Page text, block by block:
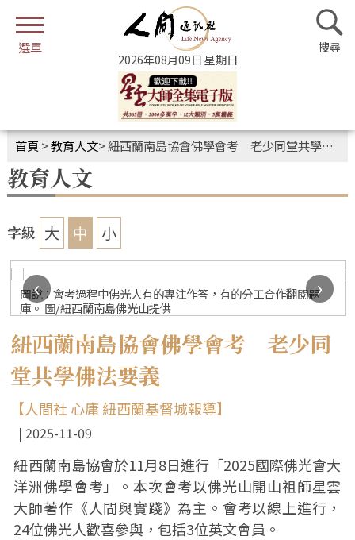
2026年08月09日 星期日
首頁 >教育人文>紐西蘭南島協會佛學會考 老少同堂共學佛法要義
教育人文
字級 大 中 小
圖說：會考過程中佛光人有的專注作答，有的分工合作翻閱題
庫。 圖/紐西蘭南島佛光山提供
‹
›
紐西蘭南島協會佛學會考 老少同
堂共學佛法要義
【人間社 心庸 紐西蘭基督城報導】
2025-11-09
紐西蘭南島協會於11月8日進行「2025國際佛光會大
洋洲佛學會考」。本次會考以佛光山開山祖師星雲
大師著作《人間與實踐》為主。會考以線上進行，
24位佛光人歡喜參與，包括3位英文會員。